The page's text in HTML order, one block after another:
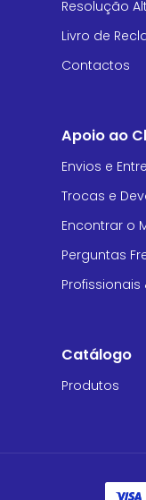
Resolução
Livro de
Contactos
Apoio ao
Envios e
Trocas e
Encontrar o
Perguntas
Profissionais
Catálogo
Produtos